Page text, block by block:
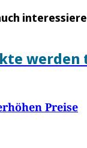
Preise